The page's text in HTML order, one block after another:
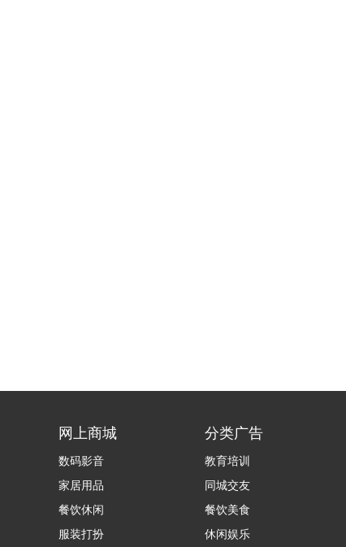
网上商城
数码影音
家居用品
餐饮休闲
服装打扮
分类广告
教育培训
同城交友
餐饮美食
休闲娱乐